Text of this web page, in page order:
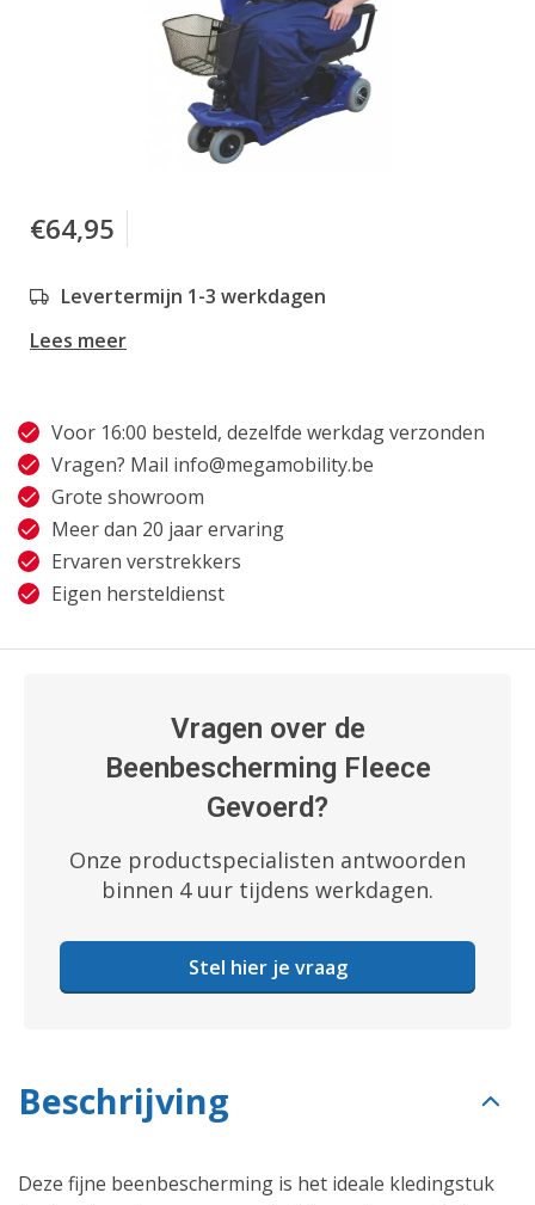
€64,95
Levertermijn 1-3 werkdagen
Lees meer
Voor 16:00 besteld, dezelfde werkdag verzonden
Vragen? Mail info@megamobility.be
Grote showroom
Meer dan 20 jaar ervaring
Ervaren verstrekkers
Eigen hersteldienst
Vragen over de
Beenbescherming Fleece
Gevoerd?
Onze productspecialisten antwoorden
binnen 4 uur tijdens werkdagen.
Stel hier je vraag
Beschrijving
Deze fijne beenbescherming is het ideale kledingstuk